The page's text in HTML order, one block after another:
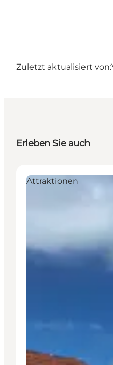
Zuletzt aktualisiert von:
Erleben Sie auch
Attraktionen